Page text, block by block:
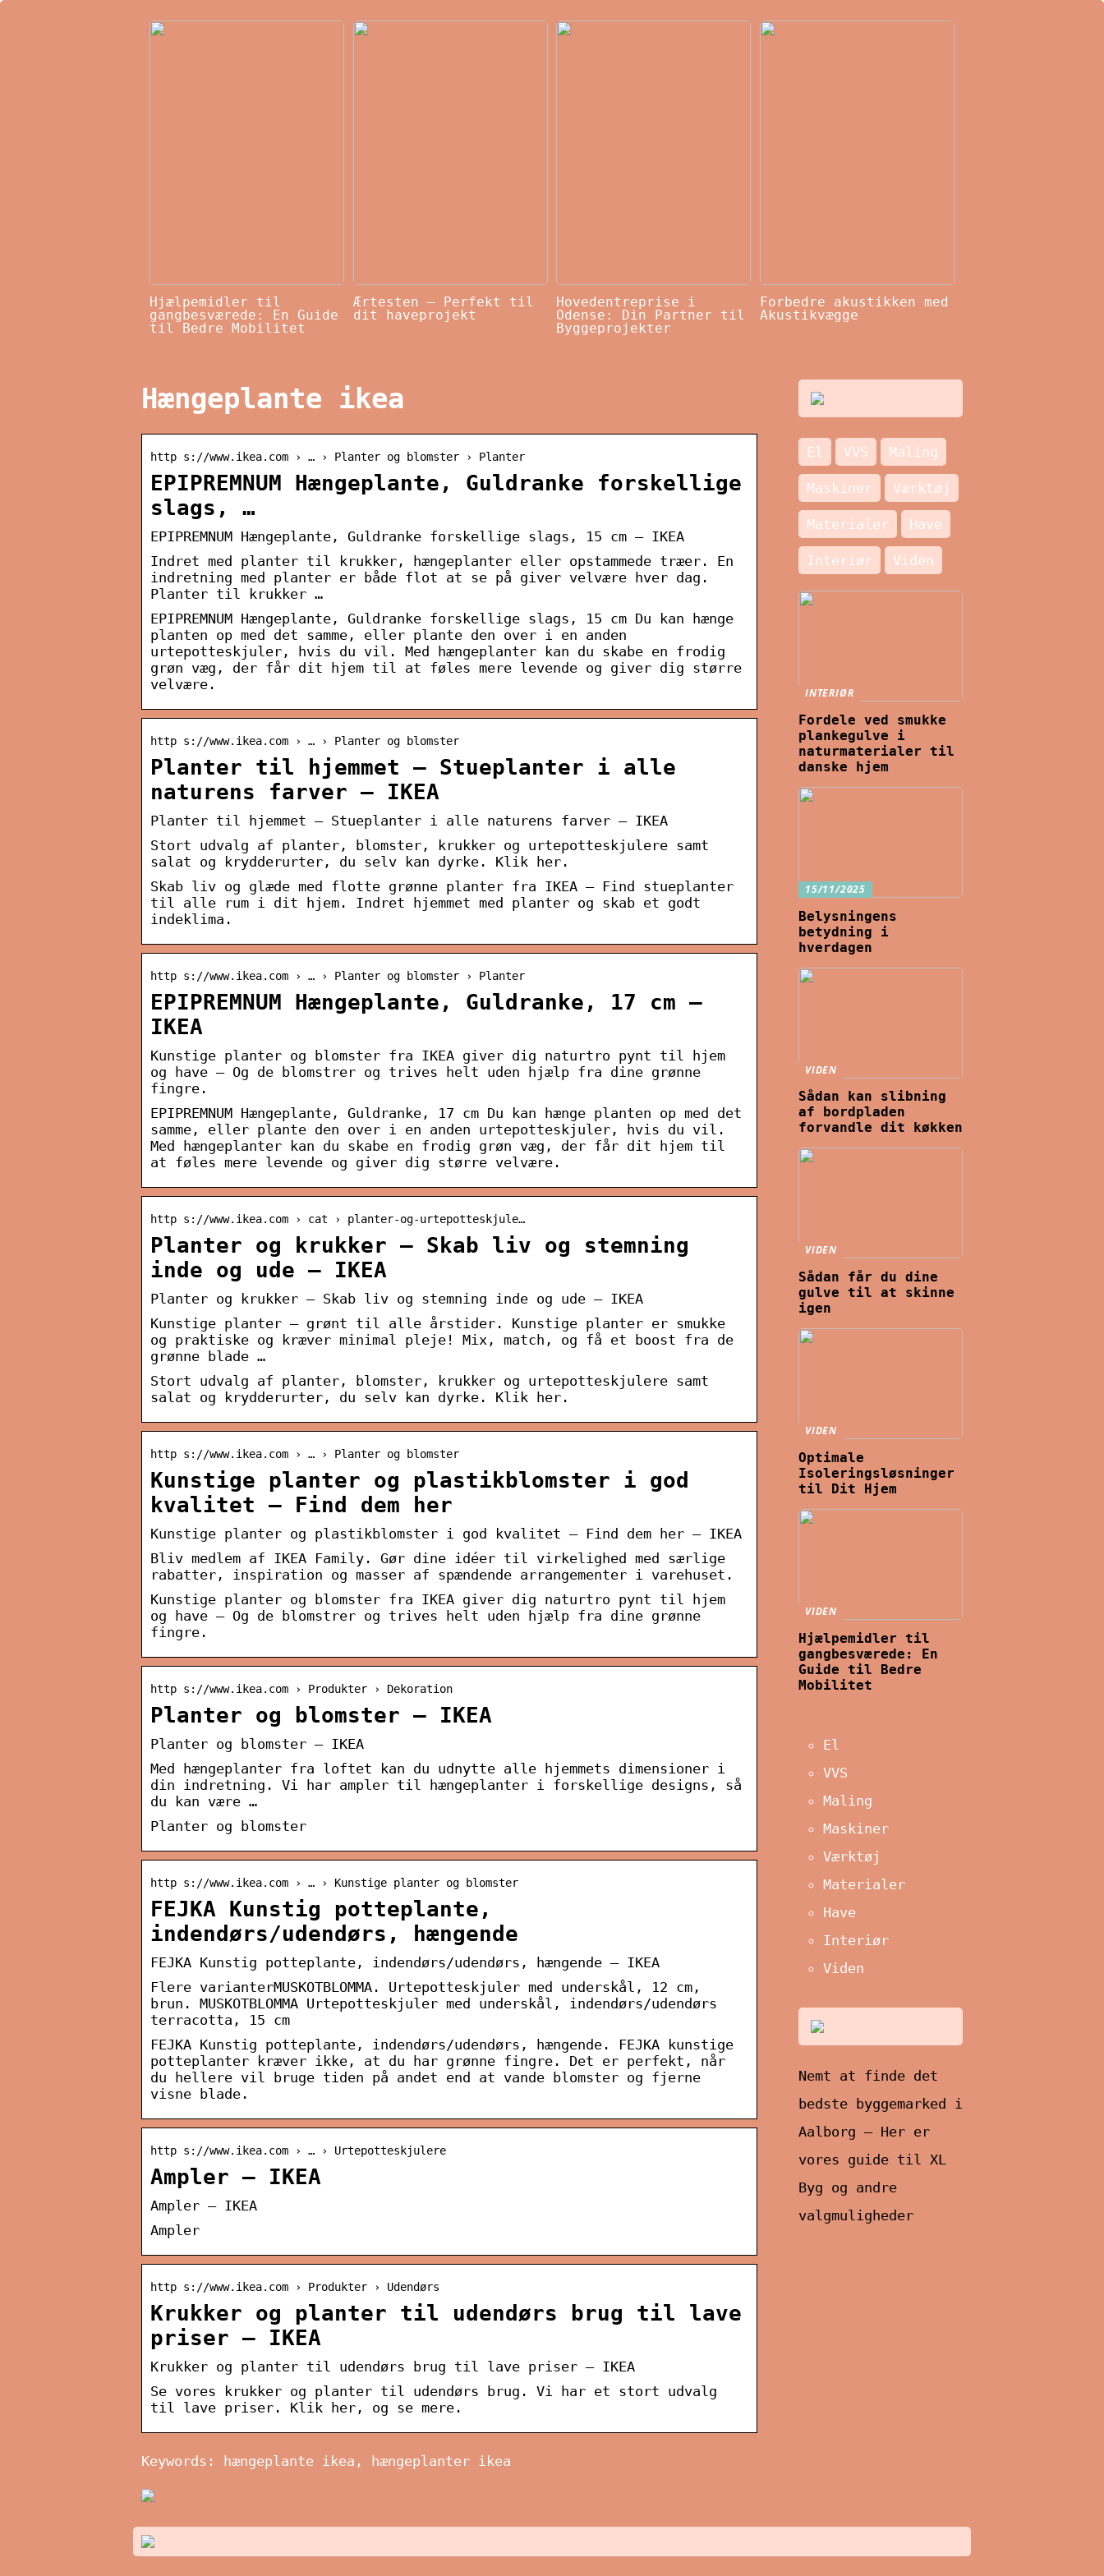
Hjælpemidler til
gangbesværede: En Guide
til Bedre Mobilitet
Ærtesten – Perfekt til
dit haveprojekt
Hovedentreprise i
Odense: Din Partner til
Byggeprojekter
Forbedre akustikken med
Akustikvægge
Hængeplante ikea
http s://www.ikea.com › … › Planter og blomster › Planter
EPIPREMNUM Hængeplante, Guldranke forskellige
slags, …
EPIPREMNUM Hængeplante, Guldranke forskellige slags, 15 cm – IKEA
Indret med planter til krukker, hængeplanter eller opstammede træer. En
indretning med planter er både flot at se på giver velvære hver dag.
Planter til krukker …
EPIPREMNUM Hængeplante, Guldranke forskellige slags, 15 cm Du kan hænge
planten op med det samme, eller plante den over i en anden
urtepotteskjuler, hvis du vil. Med hængeplanter kan du skabe en frodig
grøn væg, der får dit hjem til at føles mere levende og giver dig større
velvære.
http s://www.ikea.com › … › Planter og blomster
Planter til hjemmet – Stueplanter i alle
naturens farver – IKEA
Planter til hjemmet – Stueplanter i alle naturens farver – IKEA
Stort udvalg af planter, blomster, krukker og urtepotteskjulere samt
salat og krydderurter, du selv kan dyrke. Klik her.
Skab liv og glæde med flotte grønne planter fra IKEA – Find stueplanter
til alle rum i dit hjem. Indret hjemmet med planter og skab et godt
indeklima.
http s://www.ikea.com › … › Planter og blomster › Planter
EPIPREMNUM Hængeplante, Guldranke, 17 cm –
IKEA
Kunstige planter og blomster fra IKEA giver dig naturtro pynt til hjem
og have – Og de blomstrer og trives helt uden hjælp fra dine grønne
fingre.
EPIPREMNUM Hængeplante, Guldranke, 17 cm Du kan hænge planten op med det
samme, eller plante den over i en anden urtepotteskjuler, hvis du vil.
Med hængeplanter kan du skabe en frodig grøn væg, der får dit hjem til
at føles mere levende og giver dig større velvære.
http s://www.ikea.com › cat › planter-og-urtepotteskjule…
Planter og krukker – Skab liv og stemning
inde og ude – IKEA
Planter og krukker – Skab liv og stemning inde og ude – IKEA
Kunstige planter – grønt til alle årstider. Kunstige planter er smukke
og praktiske og kræver minimal pleje! Mix, match, og få et boost fra de
grønne blade …
Stort udvalg af planter, blomster, krukker og urtepotteskjulere samt
salat og krydderurter, du selv kan dyrke. Klik her.
http s://www.ikea.com › … › Planter og blomster
Kunstige planter og plastikblomster i god
kvalitet – Find dem her
Kunstige planter og plastikblomster i god kvalitet – Find dem her – IKEA
Bliv medlem af IKEA Family. Gør dine idéer til virkelighed med særlige
rabatter, inspiration og masser af spændende arrangementer i varehuset.
Kunstige planter og blomster fra IKEA giver dig naturtro pynt til hjem
og have – Og de blomstrer og trives helt uden hjælp fra dine grønne
fingre.
http s://www.ikea.com › Produkter › Dekoration
Planter og blomster – IKEA
Planter og blomster – IKEA
Med hængeplanter fra loftet kan du udnytte alle hjemmets dimensioner i
din indretning. Vi har ampler til hængeplanter i forskellige designs, så
du kan være …
Planter og blomster
http s://www.ikea.com › … › Kunstige planter og blomster
FEJKA Kunstig potteplante,
indendørs/udendørs, hængende
FEJKA Kunstig potteplante, indendørs/udendørs, hængende – IKEA
Flere varianterMUSKOTBLOMMA. Urtepotteskjuler med underskål, 12 cm,
brun. MUSKOTBLOMMA Urtepotteskjuler med underskål, indendørs/udendørs
terracotta, 15 cm
FEJKA Kunstig potteplante, indendørs/udendørs, hængende. FEJKA kunstige
potteplanter kræver ikke, at du har grønne fingre. Det er perfekt, når
du hellere vil bruge tiden på andet end at vande blomster og fjerne
visne blade.
http s://www.ikea.com › … › Urtepotteskjulere
Ampler – IKEA
Ampler – IKEA
Ampler
http s://www.ikea.com › Produkter › Udendørs
Krukker og planter til udendørs brug til lave
priser – IKEA
Krukker og planter til udendørs brug til lave priser – IKEA
Se vores krukker og planter til udendørs brug. Vi har et stort udvalg
til lave priser. Klik her, og se mere.
Keywords: hængeplante ikea, hængeplanter ikea
El VVS Maling
Maskiner Værktøj
Materialer Have
Interiør Viden
INTERIØR
Fordele ved smukke
plankegulve i
naturmaterialer til
danske hjem
15/11/2025
Belysningens
betydning i
hverdagen
VIDEN
Sådan kan slibning
af bordpladen
forvandle dit køkken
VIDEN
Sådan får du dine
gulve til at skinne
igen
VIDEN
Optimale
Isoleringsløsninger
til Dit Hjem
VIDEN
Hjælpemidler til
gangbesværede: En
Guide til Bedre
Mobilitet
El
VVS
Maling
Maskiner
Værktøj
Materialer
Have
Interiør
Viden
Nemt at finde det
bedste byggemarked i
Aalborg – Her er
vores guide til XL
Byg og andre
valgmuligheder